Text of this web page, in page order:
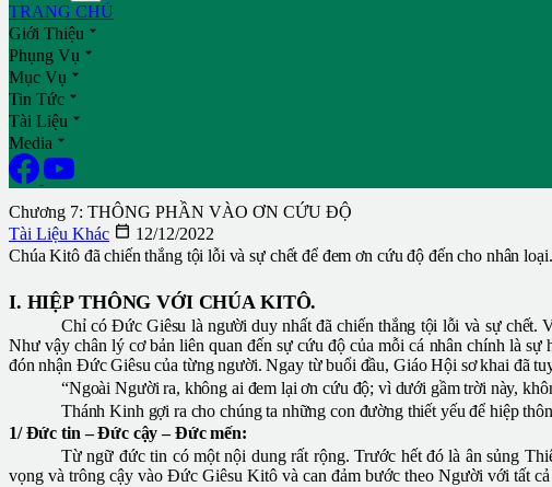
TRANG CHỦ
Giới Thiệu 
Phụng Vụ 
Mục Vụ 
Tin Tức 
Tài Liệu 
Media 
Chương 7: THÔNG PHẦN VÀO ƠN CỨU ĐỘ
Tài Liệu Khác  12/12/2022
Chúa Kitô đã chiến thắng tội lỗi và sự chết để đem ơn cứu độ đến cho nhân
I. HIỆP THÔNG VỚI CHÚA KITÔ.
Chỉ có Đức Giêsu là người duy nhất đã chiến thắng tội lỗi và sự
Như vậy chân lý cơ bản liên quan đến sự cứu độ của mỗi cá nhân chính là
đón nhận Đức Giêsu của từng người. Ngay từ buổi đầu, Giáo Hội sơ khai đã
“Ngoài Người ra, không ai đem lại ơn cứu độ; vì dưới gầm trời này,
Thánh Kinh gợi ra cho chúng ta những con đường thiết yếu để hiệp
1/ Đức tin – Đức cậy – Đức mến:
Từ ngữ đức tin có một nội dung rất rộng. Trước hết đó là ân sủng
vọng và trông cậy vào Đức Giêsu Kitô và can đảm bước theo Người với tất